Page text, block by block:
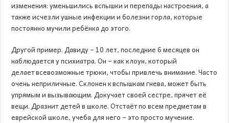
изменения: уменьшились вспышки и перепады настроения, а
также исчезли ушные инфекции и болезни горла, которые
постоянно мучили ребёнка до этого.
Другой пример. Давиду – 10 лет, последние 6 месяцев он
наблюдается у психиатра. Он – как клоун, который
делает всевозможные трюки, чтобы привлечь внимание. Часто
очень неприличные. Склонен к вспышкам гнева, может быть
упрямым и вызывающим. Докучает своей сестре, прячет её
вещи. Дразнит детей в школе. Отстаёт по всем предметам в
еврейской школе, учеба для него – это просто мучение.